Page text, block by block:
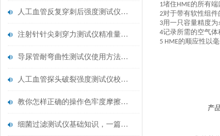
人工血管反复穿刺后强度测试仪是什么？透析患者的“生命管“质量靠它把关！
注射针针尖刺穿力测试仪精准量化针尖锋利度，构筑临床安全防线
导尿管耐弯曲性测试仪使用方法与操作规范
人工血管探头破裂强度测试仪校准规范：精准赋能医疗安全的技术基准
教你怎样正确的操作色牢度摩擦测试机
细菌过滤测试仪基础知识，一篇搞定
1堵住HME的所有
2对于带有软性组件
3用一只容量精度为
4记录所需的空气
5 HME的顺应性以
产